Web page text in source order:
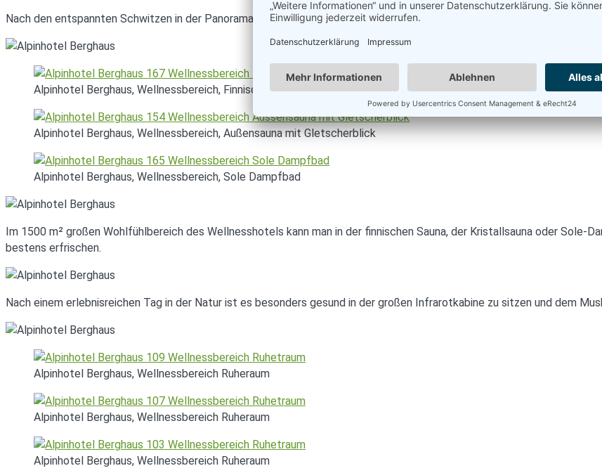
Nach den entspannten Schwitzen in der Panoramasauna mit Blick aufs ewige Eis, tut ein Sprung in den
Alpinhotel Berghaus, Wellnessbereich, Finnische Sauna
Alpinhotel Berghaus, Wellnessbereich, Außensauna mit Gletscherblick
Alpinhotel Berghaus, Wellnessbereich, Sole Dampfbad
Im 1500 m² großen Wohlfühlbereich des Wellnesshotels kann man in der finnischen Sauna, der Kristallsauna oder Sole-
bestens erfrischen.
Nach einem erlebnisreichen Tag in der Natur ist es besonders gesund in der großen Infrarotkabine zu sitzen und dem
Alpinhotel Berghaus, Wellnessbereich Ruheraum
Alpinhotel Berghaus, Wellnessbereich Ruheraum
Alpinhotel Berghaus, Wellnessbereich Ruheraum